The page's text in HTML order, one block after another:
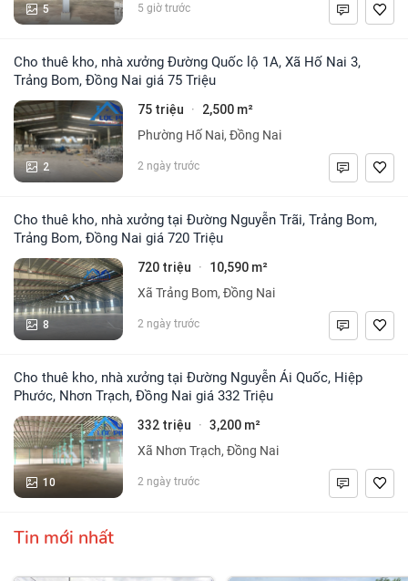
5 5 giờ trước
Cho thuê kho, nhà xưởng Đường Quốc lộ 1A, Xã Hố Nai 3,
Trảng Bom, Đồng Nai giá 75 Triệu
2
75 triệu · 2,500 m²
Phường Hố Nai, Đồng Nai
2 ngày trước
Cho thuê kho, nhà xưởng tại Đường Nguyễn Trãi, Trảng Bom,
Trảng Bom, Đồng Nai giá 720 Triệu
8
720 triệu · 10,590 m²
Xã Trảng Bom, Đồng Nai
2 ngày trước
Cho thuê kho, nhà xưởng tại Đường Nguyễn Ái Quốc, Hiệp
Phước, Nhơn Trạch, Đồng Nai giá 332 Triệu
10
332 triệu · 3,200 m²
Xã Nhơn Trạch, Đồng Nai
2 ngày trước
Tin mới nhất